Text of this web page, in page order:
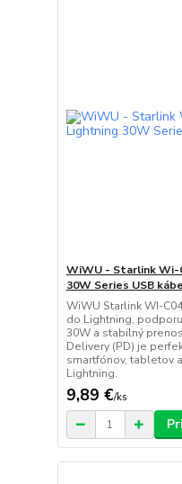
WiWU - Starlink Wi-
30W Series USB
WiWU Starlink WI-
do Lightning,
30W a stabilný
Delivery (PD) je
smartfónov, tabletov
Lightning.
9,89 €/ks